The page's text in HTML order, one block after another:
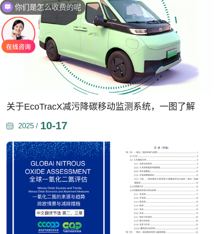
关于EcoTracX减污降碳移动监测系统，一图了解
2025 / 10-17
你们是怎么收费的呢